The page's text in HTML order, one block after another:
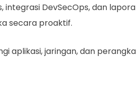
DevSecOps, dan
secara proaktif.
aplikasi, jaringan, dan